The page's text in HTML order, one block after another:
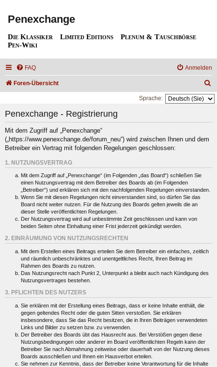
Penexchange
Die Klassiker Limited Editions
Plenum & Tauschbörse
Pen-Wiki
FAQ Anmelden
Foren-Übersicht
u
h
Sprache:
Penexchange - Registrierung
Mit dem Zugriff auf „Penexchange“
(„https://www.penexchange.de/forum_neu“) wird zwischen Ihnen und dem
Betreiber ein Vertrag mit folgenden Regelungen geschlossen:
1. NUTZUNGSVERTRAG
Mit dem Zugriff auf „Penexchange“ (im Folgenden „das Board“) schließen Sie
einen Nutzungsvertrag mit dem Betreiber des Boards ab (im Folgenden
„Betreiber“) und erklären sich mit den nachfolgenden Regelungen einverstanden.
Wenn Sie mit diesen Regelungen nicht einverstanden sind, so dürfen Sie das
Board nicht weiter nutzen. Für die Nutzung des Boards gelten jeweils die an
dieser Stelle veröffentlichten Regelungen.
Der Nutzungsvertrag wird auf unbestimmte Zeit geschlossen und kann von
beiden Seiten ohne Einhaltung einer Frist jederzeit gekündigt werden.
2. EINRÄUMUNG VON NUTZUNGSRECHTEN
Mit dem Erstellen eines Beitrags erteilen Sie dem Betreiber ein einfaches, zeitlich
und räumlich unbeschränktes und unentgeltliches Recht, Ihren Beitrag im
Rahmen des Boards zu nutzen.
Das Nutzungsrecht nach Punkt 2, Unterpunkt a bleibt auch nach Kündigung des
Nutzungsvertrages bestehen.
3. PFLICHTEN DES NUTZERS
Sie erklären mit der Erstellung eines Beitrags, dass er keine Inhalte enthält, die
gegen geltendes Recht oder die guten Sitten verstoßen. Sie erklären
insbesondere, dass Sie das Recht besitzen, die in Ihren Beiträgen verwendeten
Links und Bilder zu setzen bzw. zu verwenden.
Der Betreiber des Boards übt das Hausrecht aus. Bei Verstößen gegen diese
Nutzungsbedingungen oder anderer im Board veröffentlichten Regeln kann der
Betreiber Sie nach Abmahnung zeitweise oder dauerhaft von der Nutzung dieses
Boards ausschließen und Ihnen ein Hausverbot erteilen.
Sie nehmen zur Kenntnis, dass der Betreiber keine Verantwortung für die Inhalte